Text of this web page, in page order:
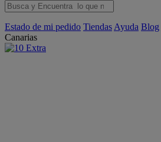
Estado de mi pedido Tiendas Ayuda Blog
Canarias